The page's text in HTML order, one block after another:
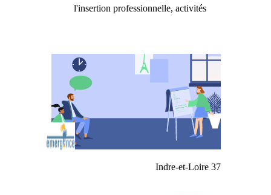
l'insertion professionnelle, activités
Indre-et-Loire 37